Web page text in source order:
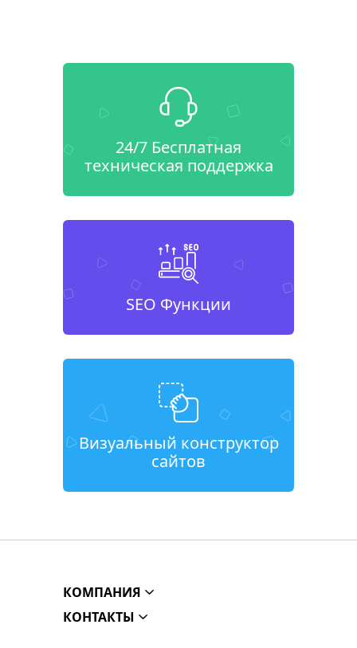
24/7 Бесплатная
техническая поддержка
SEO Функции
Визуальный конструктор
сайтов
КОМПАНИЯ
КОНТАКТЫ